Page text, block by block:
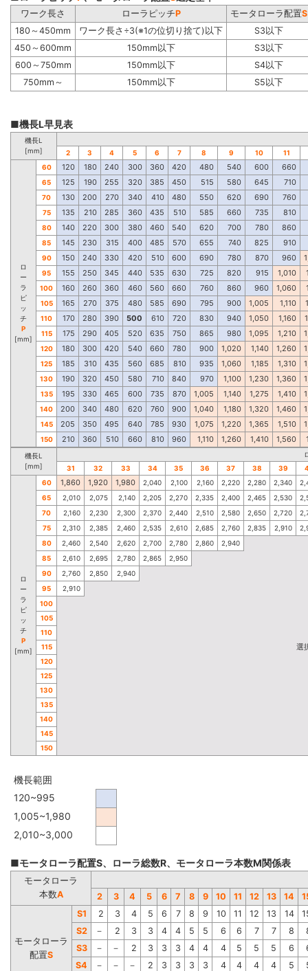
ワーク長さ ローラピッチP モータローラ配置S
180～450mm
ワーク長さ÷3(※1の位切り捨て)以下
S3以下
450～600mm
150mm以下
S3以下
600～750mm
150mm以下
S4以下
750mm～
150mm以下 S5以下
■機長L早見表
機長L
[mm]
2 3 4 5 6 7 8 9 10 11
ロ
ー
ラ
ピ
ッ
チ
P
[mm]
60 120 180 240 300 360 420 480 540 600 660
65 125 190 255 320 385 450 515 580 645 710
70 130 200 270 340 410 480 550 620 690 760
75 135 210 285 360 435 510 585 660 735 810
80 140 220 300 380 460 540 620 700 780 860
85 145 230 315 400 485 570 655 740 825 910
90 150 240 330 420 510 600 690 780 870 960
95 155 250 345 440 535 630 725 820 915 1,010
100 160 260 360 460 560 660 760 860 960 1,060
105 165 270 375 480 585 690 795 900 1,005 1,110
110 170 280 390 500 610 720 830 940 1,050 1,160
115 175 290 405 520 635 750 865 980 1,095 1,210
120 180 300 420 540 660 780 900 1,020 1,140 1,260
125 185 310 435 560 685 810 935 1,060 1,185 1,310
130 190 320 450 580 710 840 970 1,100 1,230 1,360
135 195 330 465 600 735 870 1,005 1,140 1,275 1,410
140 200 340 480 620 760 900 1,040 1,180 1,320 1,460
145 205 350 495 640 785 930 1,075 1,220 1,365 1,510
150 210 360 510 660 810 960 1,110 1,260 1,410 1,560
機長L
[mm]
31
32 33 34 35 36 37 38 39
ロ
ー
ラ
ピ
ッ
チ
P
[mm]
60 1,860 1,920 1,980 2,040 2,100 2,160 2,220 2,280 2,340
65
2,010 2,075 2,140 2,205 2,270 2,335 2,400 2,465 2,530
70
2,160 2,230 2,300 2,370 2,440 2,510 2,580 2,650 2,720
75
2,310 2,385 2,460 2,535 2,610 2,685 2,760 2,835 2,910
80
2,460 2,540 2,620 2,700 2,780 2,860
2,940
85
2,610 2,695 2,780 2,865
2,950
90
2,760 2,850
2,940
95
2,910
100
105
110
115
選
120
125
130
135
140
145
150
機長範囲
120~995
1,005~1,980
2,010~3,000
■モータローラ配置S、ローラ総数R、モータローラ本数M関係表
モータローラ
本数A 2 3 4 5 6 7 8 9 10 11 12 13 14
モータローラ
配置S
S1 2 3 4 5 6 7 8 9 10 11 12 13 14
S2
－ 2 3 3 4 4 5 5 6 6 7 7 8
S3
－ － 2 3 3 3 4 4 4 5 5 5 6
S4
－ － － 2 3 3 3 3 4 4 4 4 5